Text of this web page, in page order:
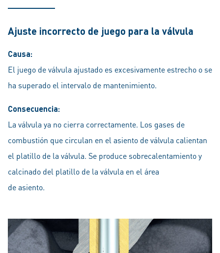
Ajuste incorrecto de juego para la válvula
Causa:
El juego de válvula ajustado es excesivamente estrecho o se
ha superado el intervalo de mantenimiento.
Consecuencia:
La válvula ya no cierra correctamente. Los gases de
combustión que circulan en el asiento de válvula calientan
el platillo de la válvula. Se produce sobrecalentamiento y
calcinado del platillo de la válvula en el área
de asiento.